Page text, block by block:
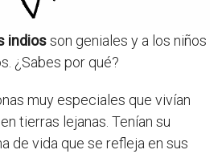
indiosson geniales y a los niños
¿Sabes por qué?
muy especiales que vivían
tierras lejanas. Tenían su
de vida que se refleja en sus